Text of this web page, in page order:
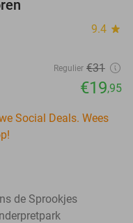
9.4 star
Regulier €31
€19,95
Social Deals. Wees
de Sprookjes